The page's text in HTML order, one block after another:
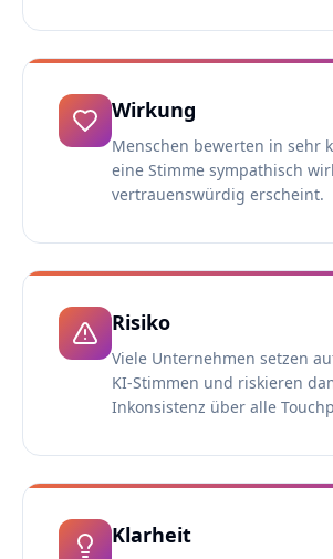
Wirkung
Menschen bewerten in sehr
eine Stimme sympathisch
vertrauenswürdig erscheint.
Risiko
Viele Unternehmen setzen
KI-Stimmen und riskieren
Inkonsistenz über alle
Klarheit